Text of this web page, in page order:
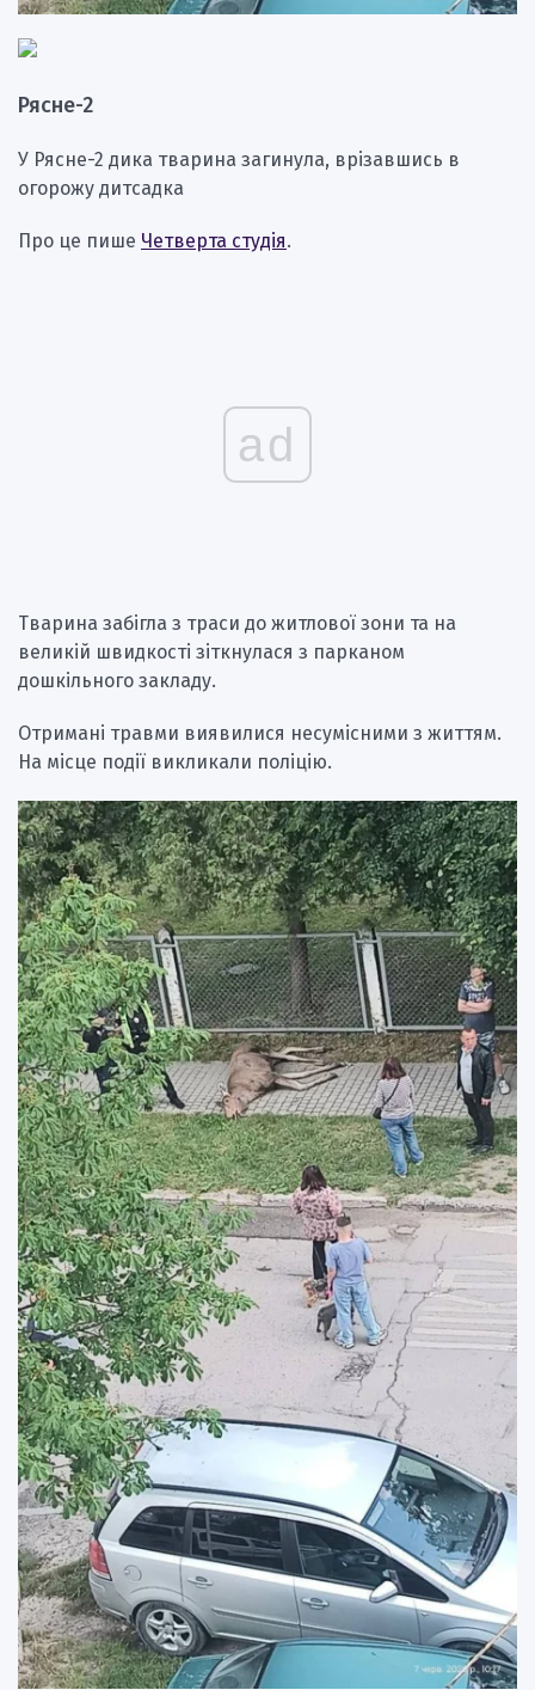
Рясне-2
У Рясне-2 дика тварина загинула, врізавшись в
огорожу дитсадка
Про це пише Четверта студія.
ad
Тварина забігла з траси до житлової зони та на
великій швидкості зіткнулася з парканом
дошкільного закладу.
Отримані травми виявилися несумісними з життям.
На місце події викликали поліцію.